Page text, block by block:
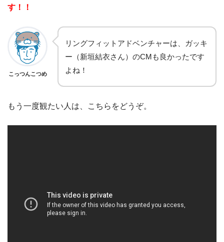
す！！
こっつんこつめ
リングフィットアドベンチャーは、ガッキ
ー（新垣結衣さん）のCMも良かったです
よね！
もう一度観たい人は、こちらをどうぞ。